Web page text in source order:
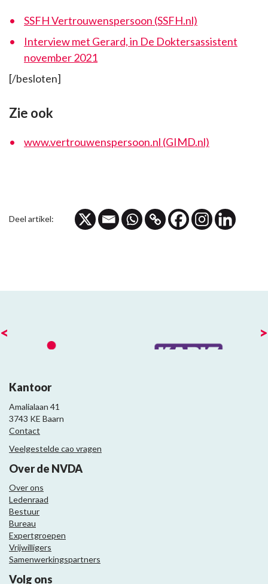
SSFH Vertrouwenspersoon (SSFH.nl)
Interview met Gerard, in De Doktersassistent
november 2021
[/besloten]
Zie ook
www.vertrouwenspersoon.nl (GIMD.nl)
Deel artikel:
< >
Kantoor
Amalialaan 41
3743 KE Baarn
Contact
Veelgestelde cao vragen
Over de NVDA
Over ons
Ledenraad
Bestuur
Bureau
Expertgroepen
Vrijwilligers
Samenwerkingspartners
Volg ons